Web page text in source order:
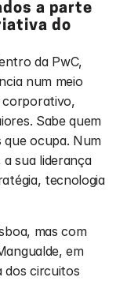
a parte
do
da PwC,
num meio
corporativo,
Sabe quem
que ocupa. Num
sua liderança
tecnologia
mas com
em
dos circuitos